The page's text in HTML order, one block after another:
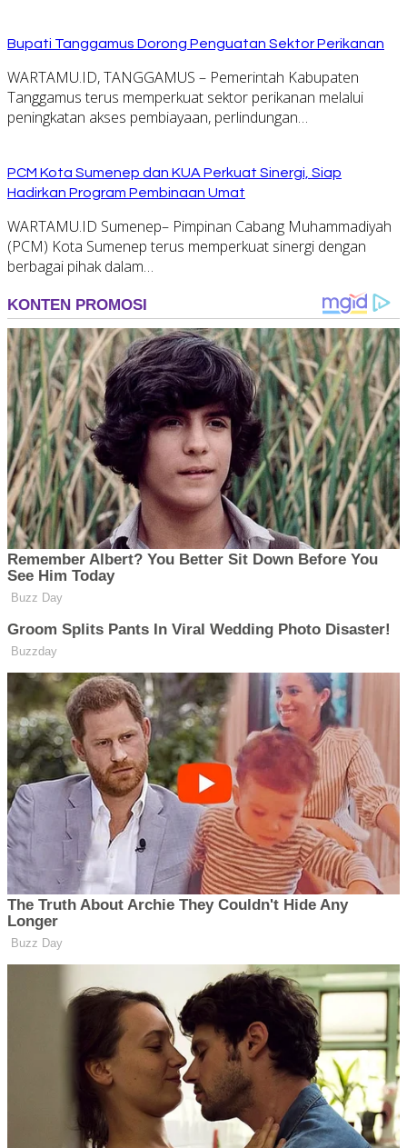
Bupati Tanggamus Dorong Penguatan Sektor Perikanan
WARTAMU.ID, TANGGAMUS – Pemerintah Kabupaten
Tanggamus terus memperkuat sektor perikanan melalui
peningkatan akses pembiayaan, perlindungan…
PCM Kota Sumenep dan KUA Perkuat Sinergi, Siap
Hadirkan Program Pembinaan Umat
WARTAMU.ID Sumenep– Pimpinan Cabang Muhammadiyah
(PCM) Kota Sumenep terus memperkuat sinergi dengan
berbagai pihak dalam…